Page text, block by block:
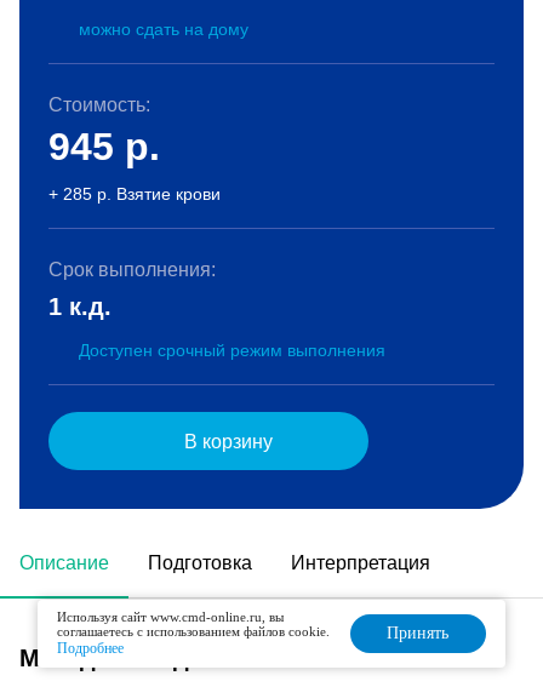
Описание Подготовка Интерпретация
Метод исследования
можно сдать на дому
Стоимость:
945 р.
+ 285 р. Взятие крови
Срок выполнения:
1 к.д.
Доступен срочный режим выполнения
В корзину
Используя сайт www.cmd-online.ru, вы
соглашаетесь с использованием файлов cookie.
Подробнее
Принять